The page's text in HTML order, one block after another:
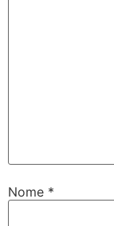
Nome *